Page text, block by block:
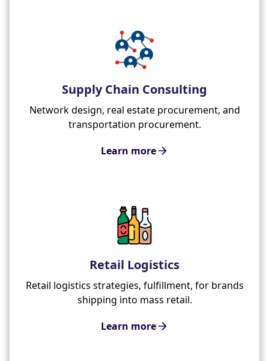
Supply Chain Consulting
Network design, real estate procurement, and
transportation procurement.
Learn more
Retail Logistics
Retail logistics strategies, fulfillment, for brands
shipping into mass retail.
Learn more